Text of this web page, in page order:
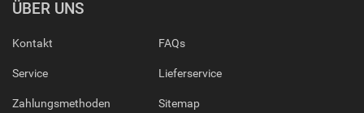
ÜBER UNS
Kontakt
Service
Zahlungsmethoden
FAQs
Lieferservice
Sitemap